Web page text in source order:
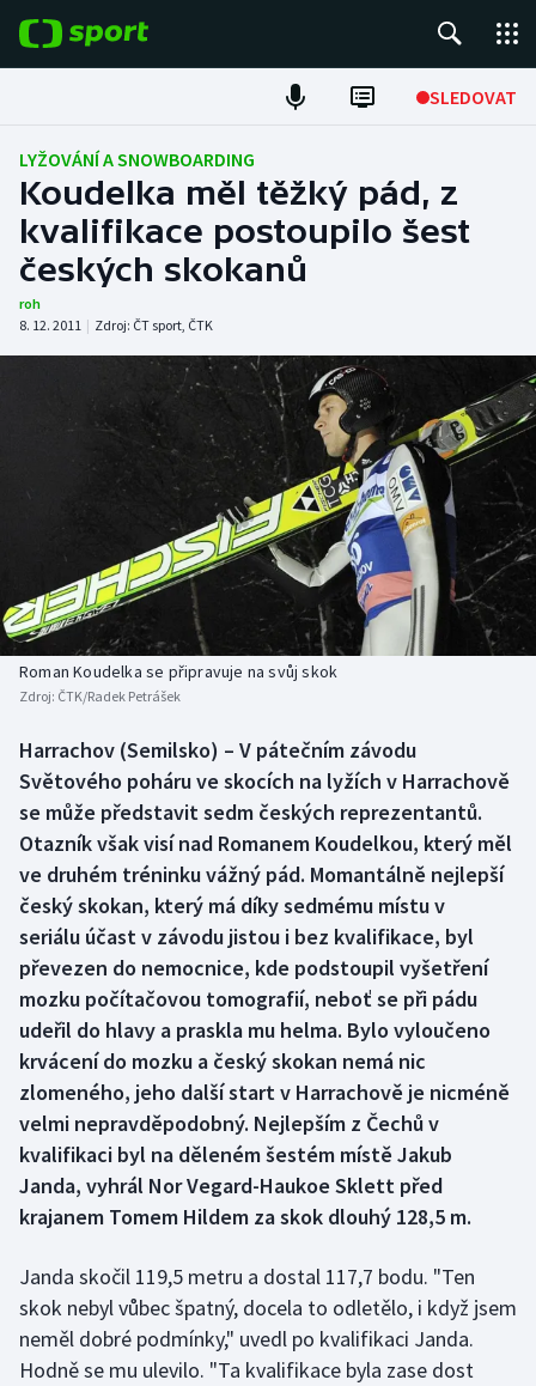
SLEDOVAT
Fotbal
Hokej
Tenis
Atletika
Americký fotbal
Baseball a softbal
Basketbal
Biatlon
Box
Curling
Dostihy
Futsal
Golf
Gymnastika
Házená
Judo
Krasobruslení
NEPŘEHLÉDNĚTE
Soutěže
Historické návraty
Aplikace ČT sport
LYŽOVÁNÍ A SNOWBOARDING
Koudelka měl těžký pád, z
kvalifikace postoupilo šest
českých skokanů
roh
8. 12. 2011 | Zdroj: ČT sport, ČTK
Roman Koudelka se připravuje na svůj skok
Zdroj: ČTK/Radek Petrášek
Harrachov (Semilsko) – V pátečním závodu
Světového poháru ve skocích na lyžích v Harrachově
se může představit sedm českých reprezentantů.
Otazník však visí nad Romanem Koudelkou, který měl
ve druhém tréninku vážný pád. Momantálně nejlepší
český skokan, který má díky sedmému místu v
seriálu účast v závodu jistou i bez kvalifikace, byl
převezen do nemocnice, kde podstoupil vyšetření
mozku počítačovou tomografií, neboť se při pádu
udeřil do hlavy a praskla mu helma. Bylo vyloučeno
krvácení do mozku a český skokan nemá nic
zlomeného, jeho další start v Harrachově je nicméně
velmi nepravděpodobný. Nejlepším z Čechů v
kvalifikaci byl na děleném šestém místě Jakub
Janda, vyhrál Nor Vegard-Haukoe Sklett před
krajanem Tomem Hildem za skok dlouhý 128,5 m.
Janda skočil 119,5 metru a dostal 117,7 bodu. "Ten
skok nebyl vůbec špatný, docela to odletělo, i když jsem
neměl dobré podmínky," uvedl po kvalifikaci Janda.
Hodně se mu ulevilo. "Ta kvalifikace byla zase dost